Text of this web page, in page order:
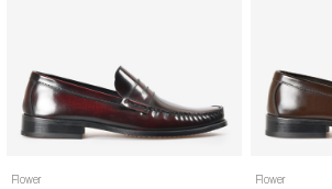
Flower Flower